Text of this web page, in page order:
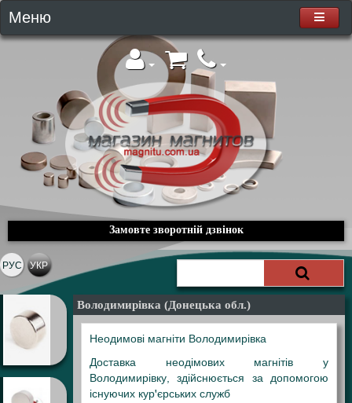
Меню
Замовте зворотній дзвінок
РУС УКР
Володимирівка (Донецька обл.)
Неодимові магніти Володимирівка
Доставка неодімових магнітів у
Володимирівку, здійснюється за допомогою
існуючих кур'єрських служб